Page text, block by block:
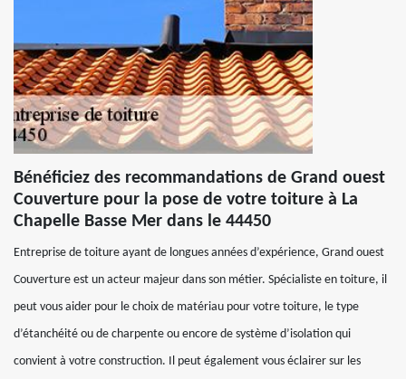
Bénéficiez des recommandations de Grand ouest
Couverture pour la pose de votre toiture à La
Chapelle Basse Mer dans le 44450
Entreprise de toiture ayant de longues années d’expérience, Grand ouest
Couverture est un acteur majeur dans son métier. Spécialiste en toiture, il
peut vous aider pour le choix de matériau pour votre toiture, le type
d’étanchéité ou de charpente ou encore de système d’isolation qui
convient à votre construction. Il peut également vous éclairer sur les